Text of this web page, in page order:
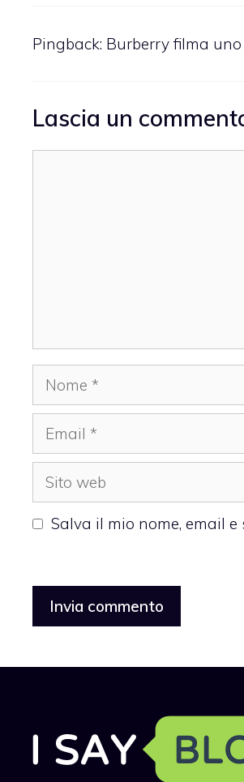
Pingback: Burberry filma
Lascia un
Nome
Email
Sito
web
Salva il mio nome, email